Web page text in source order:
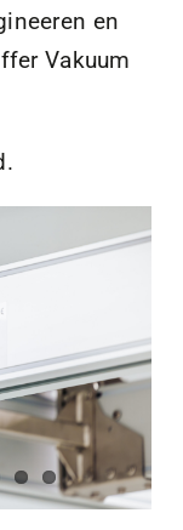
en
Vakuum